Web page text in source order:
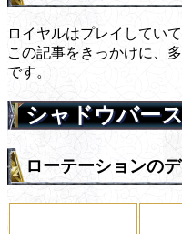
ロイヤルはプレイしてい
この記事をきっかけに、
です。
シャドウバー
ローテーションの